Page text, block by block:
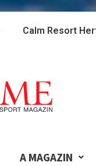
Calm Resort
A MAGAZIN